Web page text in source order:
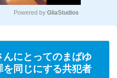
u
e
Powered by GliaStudios
んにとってのまばゆ
同じにする共犯者